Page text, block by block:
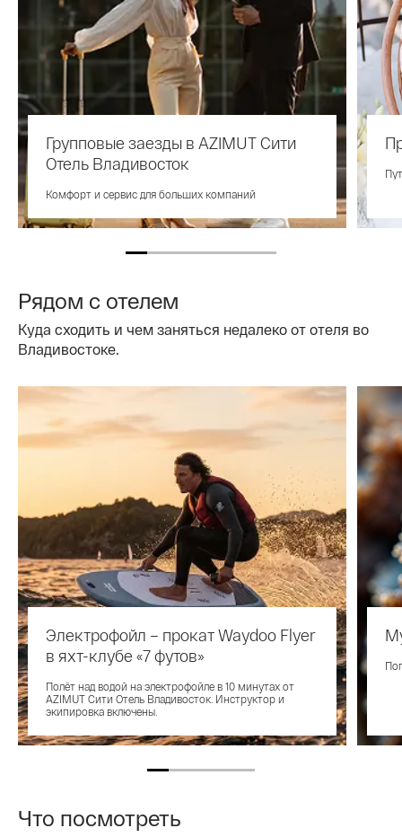
Групповые заезды в AZIMUT Сити
Отель Владивосток
Комфорт и сервис для больших компаний
Рядом с отелем
Куда сходить и чем заняться недалеко от отеля во
Владивостоке.
Электрофойл – прокат Waydoo Flyer
в яхт-клубе «7 футов»
Полёт над водой на электрофойле в 10 минутах от
AZIMUT Сити Отель Владивосток. Инструктор и
экипировка включены.
Что посмотреть